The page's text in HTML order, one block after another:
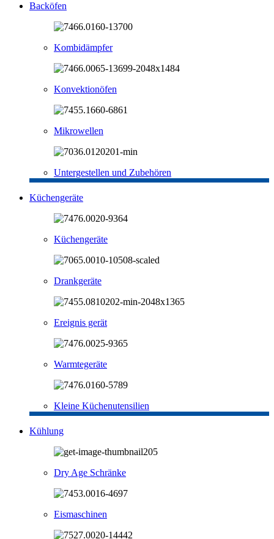
Backöfen
Kombidämpfer
Konvektionöfen
Mikrowellen
Untergestellen und Zubehören
Küchengeräte
Küchengeräte
Drankgeräte
Ereignis gerät
Warmtegeräte
Kleine Küchenutensilien
Kühlung
Dry Age Schränke
Eismaschinen